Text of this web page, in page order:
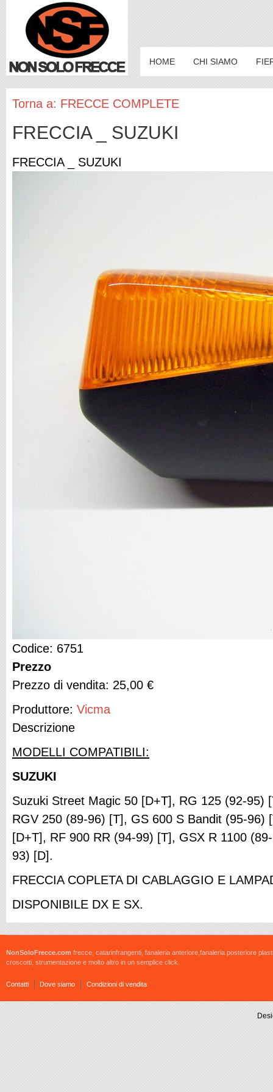
HOME CHI SIAMO
Torna a: FRECCE COMPLETE
FRECCIA _ SUZUKI
FRECCIA _ SUZUKI
Codice: 6751
Prezzo
Prezzo di vendita: 25,00 €
Produttore: Vicma
Descrizione
MODELLI COMPATIBILI:
SUZUKI
Suzuki Street Magic 50 [D+T], RG 125 (92-95)
RGV 250 (89-96) [T], GS 600 S Bandit (95-96)
[D+T], RF 900 RR (94-99) [T], GSX R 1100
93) [D].
FRECCIA COPLETA DI CABLAGGIO E
DISPONIBILE DX E SX.
NonSoloFrecce.com frecce, catarinfrangenti, fanaleria anteriore,fanaleria posteriore
croscotti, strumentazione e molto altro in un semplice click.
Contatti Dove siamo Condizioni di vendita